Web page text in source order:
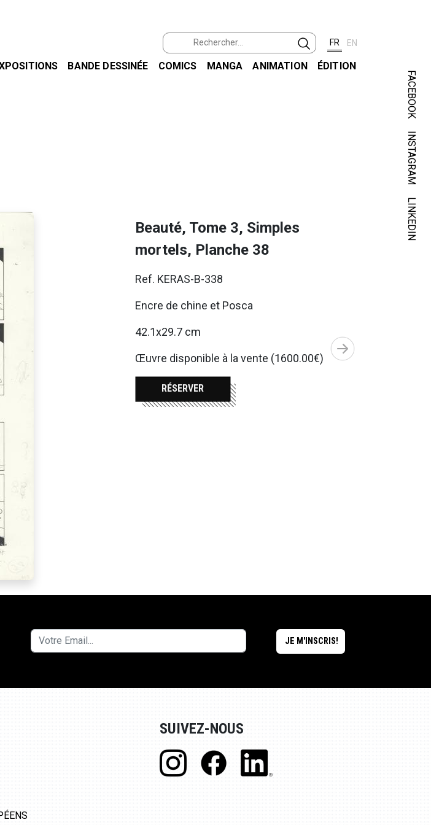
FR EN
BANDE DESSINÉE COMICS MANGA ANIMATION ÉDITION
FACEBOOK
INSTAGRAM
LINKEDIN
Beauté, Tome 3, Simples
mortels, Planche 38
Ref. KERAS-B-338
Encre de chine et Posca
42.1x29.7 cm
Œuvre disponible à la vente (1600.00€)
RÉSERVER
BEAUTÉ
SUIVEZ-NOUS